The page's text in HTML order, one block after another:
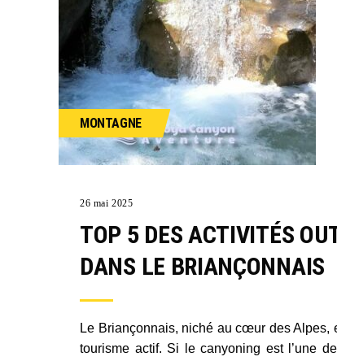
MONTAGNE
26 mai 2025
TOP 5 DES ACTIVITÉS
DANS LE BRIANÇONNAIS
Le Briançonnais, niché au cœur des Alpes,
tourisme actif. Si le canyoning est l’une